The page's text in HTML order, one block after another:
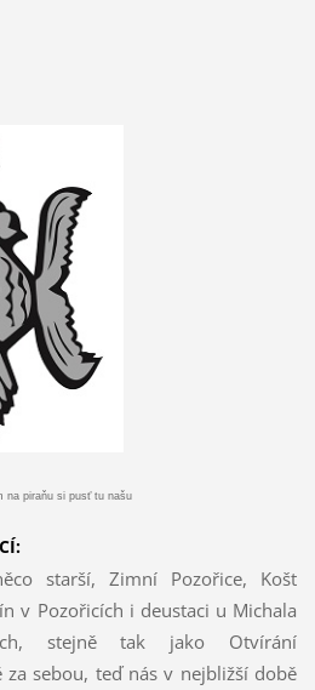
na piraňu si pusť tu našu
starší, Zimní Pozořice, Košt
v Pozořicích i deustaci u Michala
stejně tak jako Otvírání
za sebou, teď nás v nejbližší době